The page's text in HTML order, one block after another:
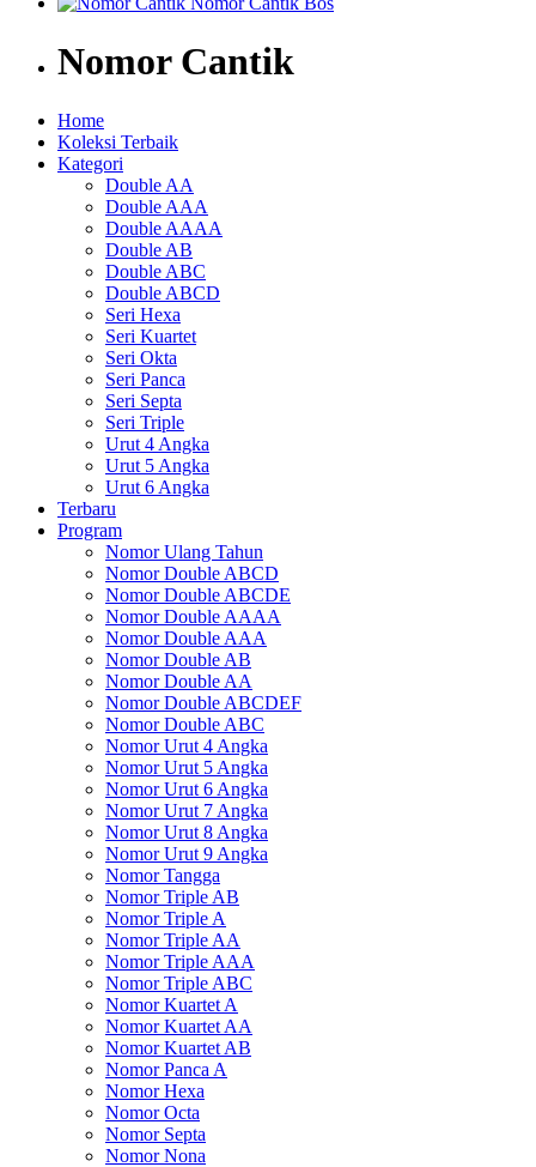
Nomor Cantik
Home
Koleksi Terbaik
Kategori
Double AA
Double AAA
Double AAAA
Double AB
Double ABC
Double ABCD
Seri Hexa
Seri Kuartet
Seri Okta
Seri Panca
Seri Septa
Seri Triple
Urut 4 Angka
Urut 5 Angka
Urut 6 Angka
Terbaru
Program
Nomor Ulang Tahun
Nomor Double ABCD
Nomor Double ABCDE
Nomor Double AAAA
Nomor Double AAA
Nomor Double AB
Nomor Double AA
Nomor Double ABCDEF
Nomor Double ABC
Nomor Urut 4 Angka
Nomor Urut 5 Angka
Nomor Urut 6 Angka
Nomor Urut 7 Angka
Nomor Urut 8 Angka
Nomor Urut 9 Angka
Nomor Tangga
Nomor Triple AB
Nomor Triple A
Nomor Triple AA
Nomor Triple AAA
Nomor Triple ABC
Nomor Kuartet A
Nomor Kuartet AA
Nomor Kuartet AB
Nomor Panca A
Nomor Hexa
Nomor Octa
Nomor Septa
Nomor Nona